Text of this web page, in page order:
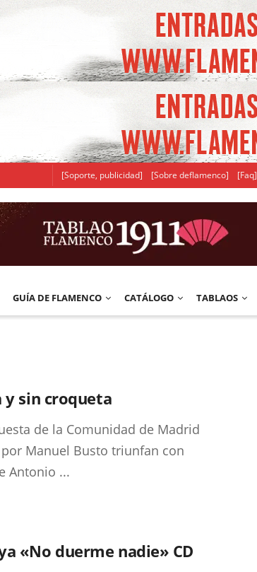
[Soporte, publicidad] [Sobre deflamenco] [Faq]
GUÍA DE FLAMENCO CATÁLOGO TABLAOS
y sin croqueta
de la Comunidad de Madrid
por Manuel Busto triunfan con
Antonio ...
«No duerme nadie» CD